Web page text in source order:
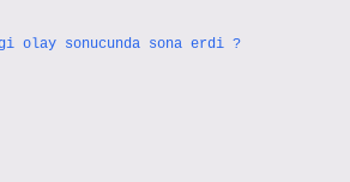
olay sonucunda sona erdi ?